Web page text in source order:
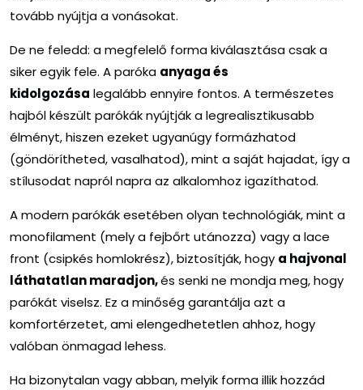
tovább nyújtja a vonásokat.
De ne feledd: a megfelelő forma kiválasztása csak a
siker egyik fele. A paróka anyaga és
kidolgozása legalább ennyire fontos. A természetes
hajból készült parókák nyújtják a legrealisztikusabb
élményt, hiszen ezeket ugyanúgy formázhatod
(göndörítheted, vasalhatod), mint a saját hajadat, így a
stílusodat napról napra az alkalomhoz igazíthatod.
A modern parókák esetében olyan technológiák, mint a
monofilament (mely a fejbőrt utánozza) vagy a lace
front (csipkés homlokrész), biztosítják, hogy a hajvonal
láthatatlan maradjon,és senki ne mondja meg, hogy
parókát viselsz. Ez a minőség garantálja azt a
komfortérzetet, ami elengedhetetlen ahhoz, hogy
valóban önmagad lehess.
Ha bizonytalan vagy abban, melyik forma illik hozzád